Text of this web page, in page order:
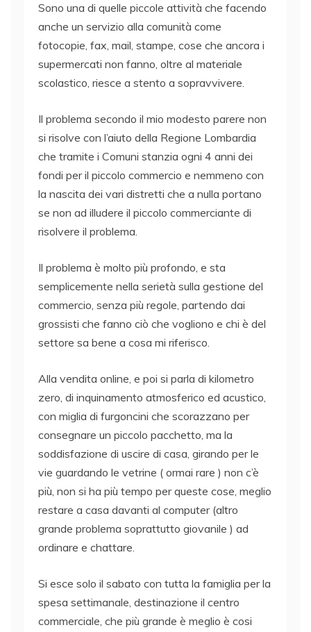
Sono una di quelle piccole attività che facendo
anche un servizio alla comunità come
fotocopie, fax, mail, stampe, cose che ancora i
supermercati non fanno, oltre al materiale
scolastico, riesce a stento a sopravvivere.
Il problema secondo il mio modesto parere non
si risolve con l’aiuto della Regione Lombardia
che tramite i Comuni stanzia ogni 4 anni dei
fondi per il piccolo commercio e nemmeno con
la nascita dei vari distretti che a nulla portano
se non ad illudere il piccolo commerciante di
risolvere il problema.
Il problema è molto più profondo, e sta
semplicemente nella serietà sulla gestione del
commercio, senza più regole, partendo dai
grossisti che fanno ciò che vogliono e chi è del
settore sa bene a cosa mi riferisco.
Alla vendita online, e poi si parla di kilometro
zero, di inquinamento atmosferico ed acustico,
con miglia di furgoncini che scorazzano per
consegnare un piccolo pacchetto, ma la
soddisfazione di uscire di casa, girando per le
vie guardando le vetrine ( ormai rare ) non c’è
più, non si ha più tempo per queste cose, meglio
restare a casa davanti al computer (altro
grande problema soprattutto giovanile ) ad
ordinare e chattare.
Si esce solo il sabato con tutta la famiglia per la
spesa settimanale, destinazione il centro
commerciale, che più grande è meglio è cosi